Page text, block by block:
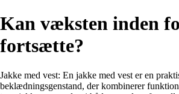
Kan væksten inden
fortsætte?
Jakke med vest: En jakke med vest er en
beklædningsgenstand, der kombinerer